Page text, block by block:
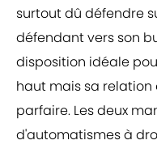
surtout dû défendre
défendant vers son
disposition idéale
haut mais sa
parfaire. Les deux
d'automatismes à